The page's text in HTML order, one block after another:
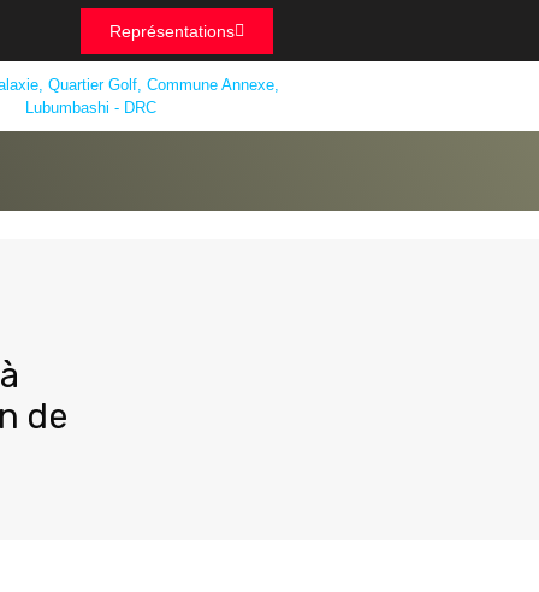
Représentations
Quartier Golf, Commune Annexe,
Lubumbashi - DRC
de